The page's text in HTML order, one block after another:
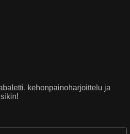
kehonpainoharjoittelu ja